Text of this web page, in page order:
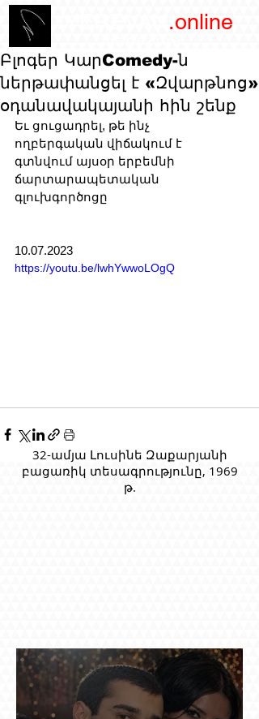
.online
Բլոգեր ԿարComedy-ն
ներթափանցել է «Զվարթնոց»
օդանավակայանի հին շենք
Եւ ցուցադրել, թե ինչ
ողբերգական վիճակում է
գտնվում այսօր երբեմնի
ճարտարապետական
գլուխգործոցը
10.07.2023
https://youtu.be/lwhYwwoLOgQ
32-ամյա Լուսինե Զաքարյանի
բացառիկ տեսագրությունը, 1969
թ.